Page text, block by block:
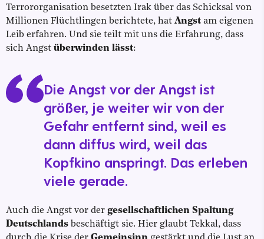
Terrororganisation besetzten Irak über das Schicksal von
Millionen Flüchtlingen berichtete, hat Angst am eigenen
Leib erfahren. Und sie teilt mit uns die Erfahrung, dass
sich Angst überwinden lässt:
Die Angst vor der Angst ist
größer, je weiter wir von der
Gefahr entfernt sind, weil es
dann diffus wird, weil das
Kopfkino anspringt. Das erleben
viele gerade.
Auch die Angst vor der gesellschaftlichen Spaltung
Deutschlands beschäftigt sie. Hier glaubt Tekkal, dass